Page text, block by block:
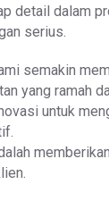
detail dalam
serius.
semakin
yang ramah
untuk